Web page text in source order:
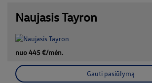
Naujasis Tayron
nuo 445 €/mėn.
Gauti pasiūlymą